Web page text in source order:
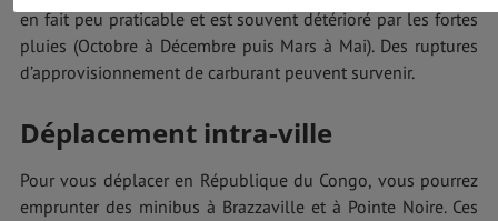
en fait peu praticable et est souvent détérioré par les fortes
pluies (Octobre à Décembre puis Mars à Mai). Des ruptures
d’approvisionnement de carburant peuvent survenir.
Déplacement intra-ville
Pour vous déplacer en République du Congo, vous pourrez
emprunter des minibus à Brazzaville et à Pointe Noire. Ces